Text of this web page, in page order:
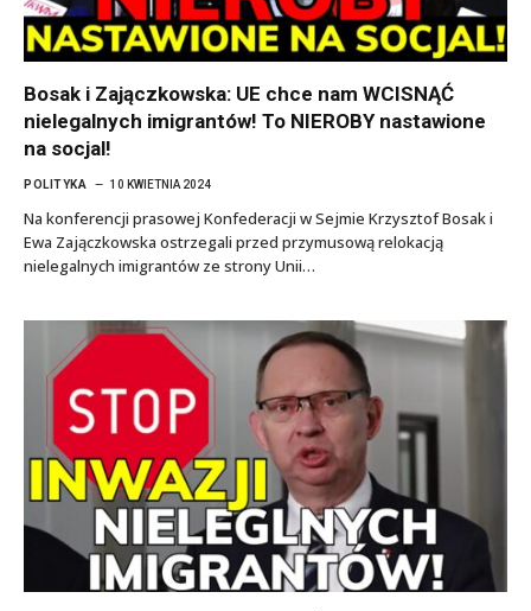
Bosak i Zajączkowska: UE chce nam WCISNĄĆ
nielegalnych imigrantów! To NIEROBY nastawione
na socjal!
POLITYKA 10 KWIETNIA 2024
Na konferencji prasowej Konfederacji w Sejmie Krzysztof Bosak i
Ewa Zajączkowska ostrzegali przed przymusową relokacją
nielegalnych imigrantów ze strony Unii…